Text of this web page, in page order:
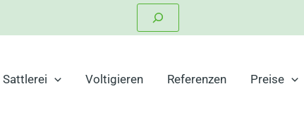
Sattlerei Voltigieren Referenzen Preise